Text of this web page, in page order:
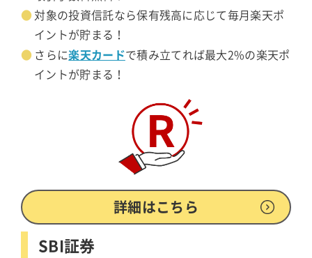
対象の投資信託なら保有残高に応じて毎月楽天ポ
イントが貯まる！
さらに楽天カードで積み立てれば最大2%の楽天ポ
イントが貯まる！
詳細はこちら
SBI証券